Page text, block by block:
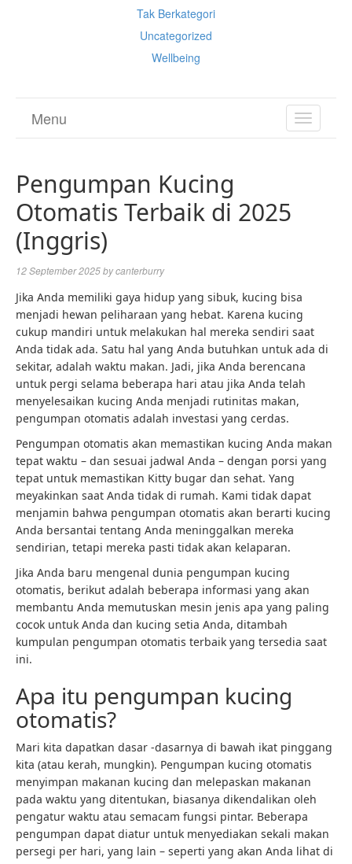
Tak Berkategori
Uncategorized
Wellbeing
TOGGLE
Menu
Pengumpan Kucing
Otomatis Terbaik di 2025
(Inggris)
12 September 2025bycanterburry
Jika Anda memiliki gaya hidup yang sibuk, kucing bisa
menjadi hewan peliharaan yang hebat. Karena kucing
cukup mandiri untuk melakukan hal mereka sendiri saat
Anda tidak ada. Satu hal yang Anda butuhkan untuk ada di
sekitar, adalah waktu makan. Jadi, jika Anda berencana
untuk pergi selama beberapa hari atau jika Anda telah
menyelesaikan kucing Anda menjadi rutinitas makan,
pengumpan otomatis adalah investasi yang cerdas.
Pengumpan otomatis akan memastikan kucing Anda makan
tepat waktu – dan sesuai jadwal Anda – dengan porsi yang
tepat untuk memastikan Kitty bugar dan sehat. Yang
meyakinkan saat Anda tidak di rumah. Kami tidak dapat
menjamin bahwa pengumpan otomatis akan berarti kucing
Anda bersantai tentang Anda meninggalkan mereka
sendirian, tetapi mereka pasti tidak akan kelaparan.
Jika Anda baru mengenal dunia pengumpan kucing
otomatis, berikut adalah beberapa informasi yang akan
membantu Anda memutuskan mesin jenis apa yang paling
cocok untuk Anda dan kucing setia Anda, ditambah
kumpulan pengumpan otomatis terbaik yang tersedia saat
ini.
Apa itu pengumpan kucing
otomatis?
Mari kita dapatkan dasar -dasarnya di bawah ikat pinggang
kita (atau kerah, mungkin). Pengumpan kucing otomatis
menyimpan makanan kucing dan melepaskan makanan
pada waktu yang ditentukan, biasanya dikendalikan oleh
pengatur waktu atau semacam fungsi pintar. Beberapa
pengumpan dapat diatur untuk menyediakan sekali makan
persegi per hari, yang lain – seperti yang akan Anda lihat di